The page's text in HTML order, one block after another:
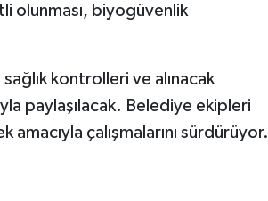
olunması, biyogüvenlik
kontrolleri ve alınacak
paylaşılacak. Belediye ekipleri
amacıyla çalışmalarını sürdürüyor.